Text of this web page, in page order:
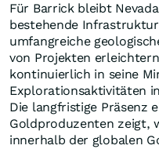
Für Barrick bleibt
bestehende
umfangreiche
von Projekten
kontinuierlich in seine
Explorationsaktivitäten
Die langfristige Präsenz
Goldproduzenten zeigt,
innerhalb der globalen